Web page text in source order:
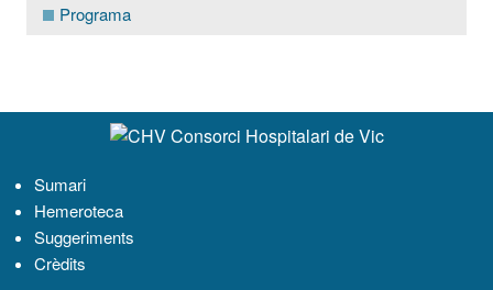
Programa
Navegació
Sumari
Hemeroteca
Suggeriments
Crèdits